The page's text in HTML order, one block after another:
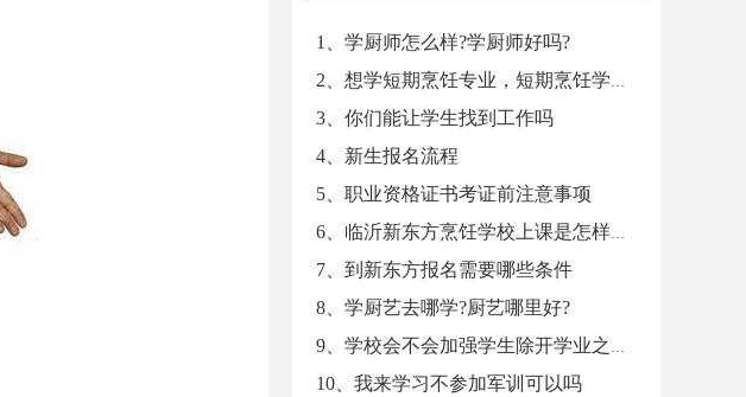
1、学厨师怎么样?学厨师好吗?
2、想学短期烹饪专业，短期烹饪学校哪家好?
3、你们能让学生找到工作吗
4、新生报名流程
5、职业资格证书考证前注意事项
6、临沂新东方烹饪学校上课是怎样安排的
7、到新东方报名需要哪些条件
8、学厨艺去哪学?厨艺哪里好?
9、学校会不会加强学生除开学业之外的教育
10、我来学习不参加军训可以吗